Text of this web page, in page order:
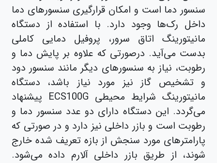
سنسور دما است و امکان قرارگیری سنسورهای دما
داخل رک‌ها وجود دارد. با استفاده از دستگاه
مانیتورینگ اتاق سرور، پروفیل دمایی کاملی
بدست می‌آید. درصورتی که علاوه بر پایش دما و
رطوبت، نیاز به سنسورهای دیگر مانند سنسور دود
و تشخیص گاز نیز مورد نیاز باشد، دستگاه
مانیتورینگ شرایط محیطی ECS100G پیشنهاد
می‌گردد. این دستگاه دارای دو عدد سنسور دما و
رطوبت است و بازر داخلی نیز دارد و در صورتی که
پارامترهای مورد سنجش از بازه تعریف شده خارج
شوند، از طریق بازر داخلی آلارم داده می‌شود.